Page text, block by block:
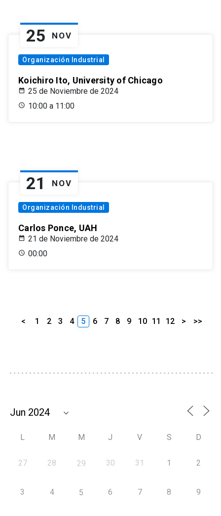
25 NOV
Organización Industrial
Koichiro Ito, University of Chicago
25 de Noviembre de 2024
10:00 a 11:00
21 NOV
Organización Industrial
Carlos Ponce, UAH
21 de Noviembre de 2024
00:00
< 1 2 3 4 5 6 7 8 9 10 11 12 > >>
L M M J V S D
27 28 29 30 31 1 2
3 4 5 6 7 8 9